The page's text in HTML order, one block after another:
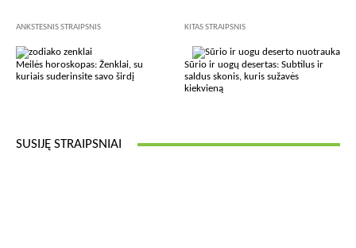
ANKSTESNIS STRAIPSNIS
Meilės horoskopas: Ženklai, su
kuriais suderinsite savo širdį
KITAS STRAIPSNIS
Sūrio ir uogų desertas: Subtilus ir
saldus skonis, kuris sužavės
kiekvieną
SUSIJĘ STRAIPSNIAI